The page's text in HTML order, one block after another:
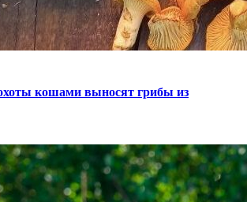
кошами выносят грибы из